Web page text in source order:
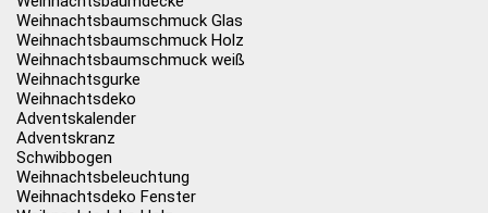
Weihnachtsbaumschmuck Glas
Weihnachtsbaumschmuck Holz
Weihnachtsbaumschmuck weiß
Weihnachtsgurke
Weihnachtsdeko
Adventskalender
Adventskranz
Schwibbogen
Weihnachtsbeleuchtung
Weihnachtsdeko Fenster